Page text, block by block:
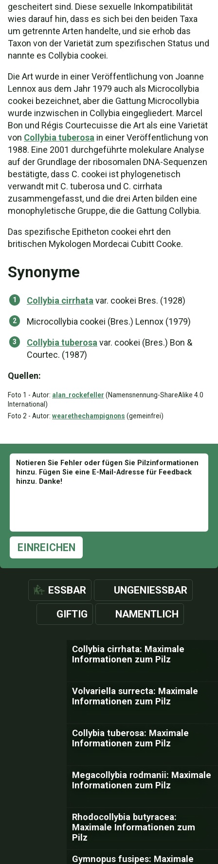
gescheitert sind. Diese sexuelle Inkompatibilität
wies darauf hin, dass es sich bei den beiden Taxa
um getrennte Arten handelte, und sie erhob das
Taxon von der Varietät zum spezifischen Status und
nannte es Collybia cookei.
Die Art wurde in einer Veröffentlichung von Joanne
Lennox aus dem Jahr 1979 auch als Microcollybia
cookei bezeichnet, aber die Gattung Microcollybia
wurde inzwischen in Collybia eingegliedert. Marcel
Bon und Régis Courtecuisse die Art als eine Varietät
von Collybia tuberosa in einer Veröffentlichung von
1988. Eine 2001 durchgeführte molekulare Analyse
auf der Grundlage der ribosomalen DNA-Sequenzen
bestätigte, dass C. cookei ist phylogenetisch
verwandt mit C. tuberosa und C. cirrhata
zusammengefasst, und die drei Arten bilden eine
monophyletische Gruppe, die die Gattung Collybia.
Das spezifische Epitheton cookei ehrt den
britischen Mykologen Mordecai Cubitt Cooke.
Synonyme
Collybia cirrhata var. cookei Bres. (1928)
Microcollybia cookei (Bres.) Lennox (1979)
Collybia tuberosa var. cookei (Bres.) Bon &
Courtec. (1987)
Quellen:
Foto 1 - Autor: alan_rockefeller (Namensnennung-ShareAlike 4.0
International)
Foto 2 - Autor: wearethechampignons (gemeinfrei)
EINREICHEN
ESSBAR UNGENIESSBAR
GIFTIG NAMENTLICH
Collybia cirrhata: Maximale
Informationen zum Pilz
Volvariella surrecta: Maximale
Informationen zum Pilz
Collybia tuberosa: Maximale
Informationen zum Pilz
Megacollybia rodmanii: Maximale
Informationen zum Pilz
Rhodocollybia butyracea:
Maximale Informationen zum
Pilz
Gymnopus fusipes: Maximale